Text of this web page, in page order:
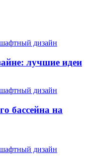
дизайн
лучшие идеи
дизайн
бассейна на
дизайн